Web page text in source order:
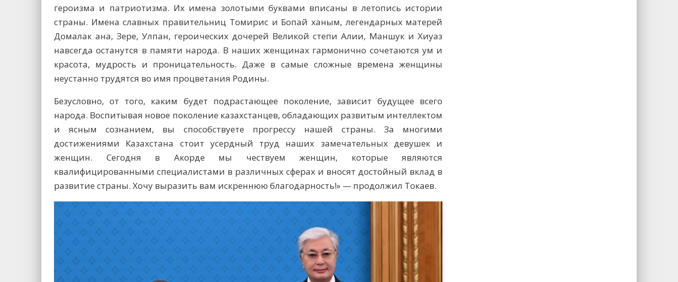
героизма и патриотизма. Их имена золотыми буквами вписаны в летопись истории
страны. Имена славных правительниц Томирис и Бопай ханым, легендарных матерей
Домалак ана, Зере, Улпан, героических дочерей Великой степи Алии, Маншук и Хиуаз
навсегда останутся в памяти народа. В наших женщинах гармонично сочетаются ум и
красота, мудрость и проницательность. Даже в самые сложные времена женщины
неустанно трудятся во имя процветания Родины.
Безусловно, от того, каким будет подрастающее поколение, зависит будущее всего
народа. Воспитывая новое поколение казахстанцев, обладающих развитым интеллектом
и ясным сознанием, вы способствуете прогрессу нашей страны. За многими
достижениями Казахстана стоит усердный труд наших замечательных девушек и
женщин. Сегодня в Акорде мы чествуем женщин, которые являются
квалифицированными специалистами в различных сферах и вносят достойный вклад в
развитие страны. Хочу выразить вам искреннюю благодарность!» — продолжил Токаев.